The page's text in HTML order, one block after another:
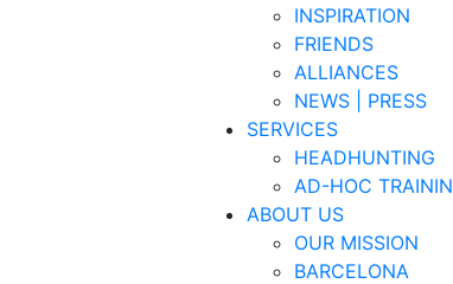
INSPIRATION
FRIENDS
ALLIANCES
NEWS | PRESS
SERVICES
HEADHUNTING
AD-HOC
ABOUT US
OUR MISSION
BARCELONA